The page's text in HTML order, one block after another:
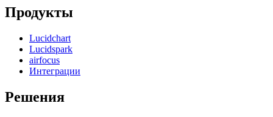
Продукты
Lucidchart
Lucidspark
airfocus
Интеграции
Решения